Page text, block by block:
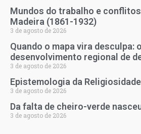
Mundos do trabalho e
Madeira (1861-1932)
3 de agosto de 2026
Quando o mapa vira desculpa:
desenvolvimento regional de
3 de agosto de 2026
Epistemologia da
3 de agosto de 2026
Da falta de cheiro-verde
3 de agosto de 2026